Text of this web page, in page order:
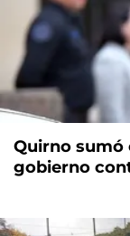
Quirno sumó
gobierno